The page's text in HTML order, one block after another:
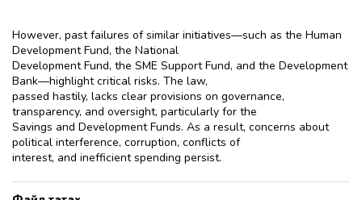
However, past failures of similar initiatives—such as the Human
Development Fund, the National
Development Fund, the SME Support Fund, and the Development
Bank—highlight critical risks. The law,
passed hastily, lacks clear provisions on governance,
transparency, and oversight, particularly for the
Savings and Development Funds. As a result, concerns about
political interference, corruption, conflicts of
interest, and inefficient spending persist.